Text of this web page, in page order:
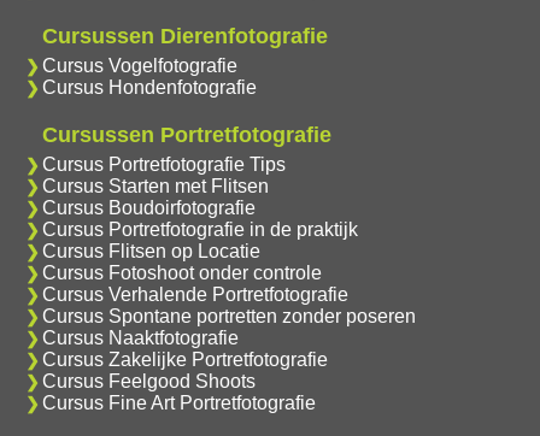
Cursussen Dierenfotografie
Cursus Vogelfotografie
Cursus Hondenfotografie
Cursussen Portretfotografie
Cursus Portretfotografie Tips
Cursus Starten met Flitsen
Cursus Boudoirfotografie
Cursus Portretfotografie in de praktijk
Cursus Flitsen op Locatie
Cursus Fotoshoot onder controle
Cursus Verhalende Portretfotografie
Cursus Spontane portretten zonder poseren
Cursus Naaktfotografie
Cursus Zakelijke Portretfotografie
Cursus Feelgood Shoots
Cursus Fine Art Portretfotografie